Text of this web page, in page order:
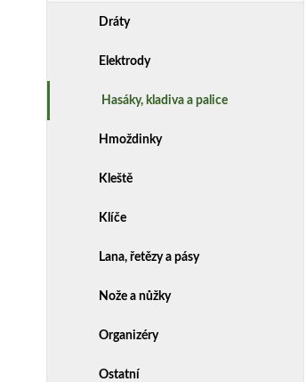
Dráty
Elektrody
Hasáky, kladiva a palice
Hmoždinky
Kleště
Klíče
Lana, řetězy a pásy
Nože a nůžky
Organizéry
Ostatní